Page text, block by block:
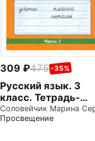
309 475 -35%
Русский язык. 3
класс. Тетрадь-
задачник. Часть 1.
ФГОС
Просвещение